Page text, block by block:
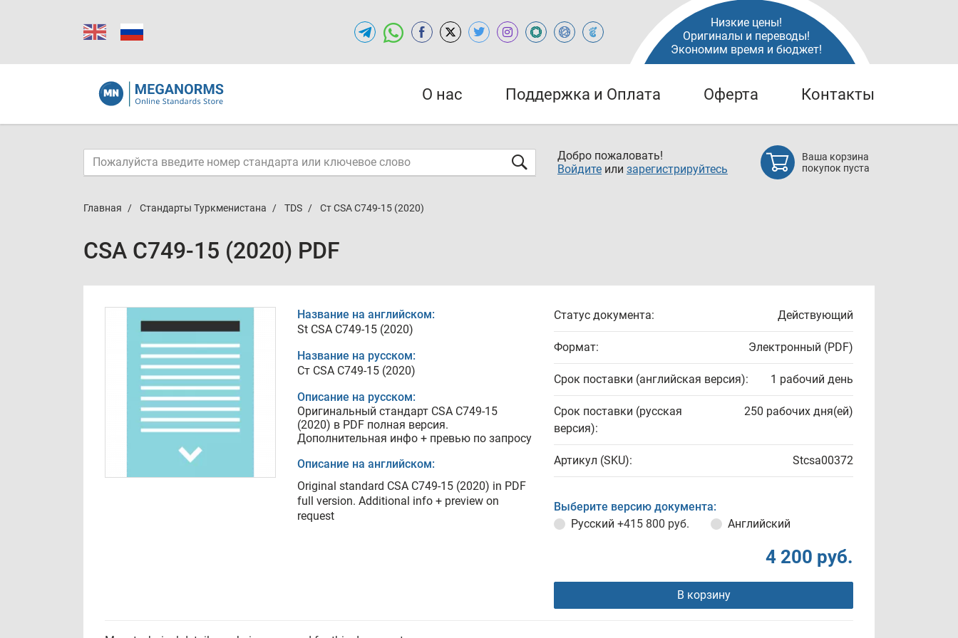
Низкие цены!
Оригиналы и переводы!
Экономим время и бюджет!
О нас Поддержка и Оплата Оферта Контакты
Добро пожаловать!
Войдите или зарегистрируйтесь
Ваша корзина
покупок пуста
Главная Стандарты Туркменистана TDS Ст CSA C749-15 (2020)
CSA C749-15 (2020) PDF
Название на английском:
St CSA C749-15 (2020)
Название на русском:
Ст CSA C749-15 (2020)
Описание на русском:
Оригинальный стандарт CSA C749-15
(2020) в PDF полная версия.
Дополнительная инфо + превью по запросу
Описание на английском:
Original standard CSA C749-15 (2020) in PDF
full version. Additional info + preview on
request
Статус документа: Действующий
Формат: Электронный (PDF)
Срок поставки (английская версия): 1 рабочий день
Срок поставки (русская
версия):
250 рабочих дня(ей)
Артикул (SKU): Stcsa00372
Выберите версию документа:
Русский +415 800 руб. Английский
4 200 руб.
В корзину